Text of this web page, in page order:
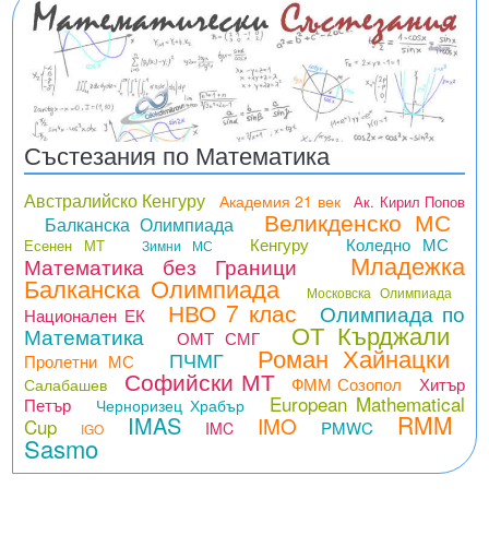
Състезания по Математика
Австралийско Кенгуру Академия 21 век Ак. Кирил Попов
Балканска Олимпиада Великденско МС
Есенен МТ Зимни МС Кенгуру Коледно МС
Математика без Граници Младежка
Балканска Олимпиада Московска Олимпиада
Национален ЕК НВО 7 клас Олимпиада по
Математика ОМТ СМГ ОТ Кърджали
Пролетни МС ПЧМГ Роман Хайнацки
Салабашев Софийски МТ ФММ Созопол
Хитър
Петър
Черноризец Храбър
European Mathematical
Cup
IGO IMAS IMC IMO PMWC RMM
Sasmo